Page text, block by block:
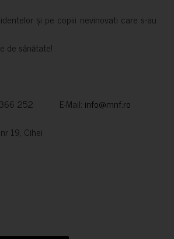
și pe copiii nevinovati care s-au
de sănătate!
366 252 E-Mail: info@mnf.ro
19, Cihei